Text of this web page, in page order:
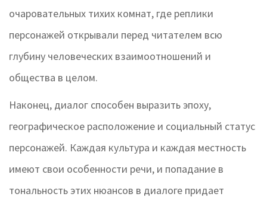
очаровательных тихих комнат, где реплики
персонажей открывали перед читателем всю
глубину человеческих взаимоотношений и
общества в целом.
Наконец, диалог способен выразить эпоху,
географическое расположение и социальный статус
персонажей. Каждая культура и каждая местность
имеют свои особенности речи, и попадание в
тональность этих нюансов в диалоге придает